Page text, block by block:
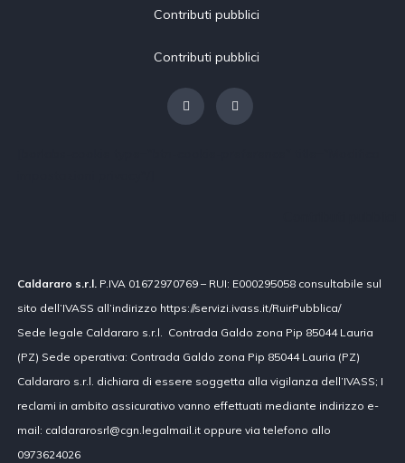
Contributi pubblici
Contributi pubblici
Caldararo s.r.l. P.IVA 01672970769 – RUI: E000295058 consultabile sul
sito dell’IVASS all’indirizzo https://servizi.ivass.it/RuirPubblica/
Sede legale Caldararo s.r.l. Contrada Galdo zona Pip 85044 Lauria
(PZ) Sede operativa: Contrada Galdo zona Pip 85044 Lauria (PZ)
Caldararo s.r.l. dichiara di essere soggetta alla vigilanza dell’IVASS; I
reclami in ambito assicurativo vanno effettuati mediante indirizzo e-
mail: caldararosrl@cgn.legalmail.it oppure via telefono allo
0973624026